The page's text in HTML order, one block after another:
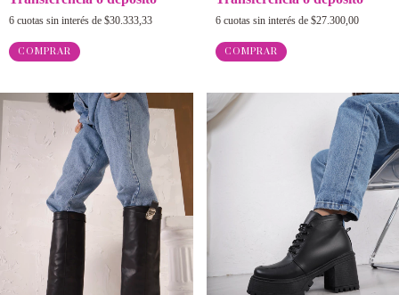
6 cuotas sin interés de $30.333,33
COMPRAR
6 cuotas sin interés de $27.300,00
COMPRAR